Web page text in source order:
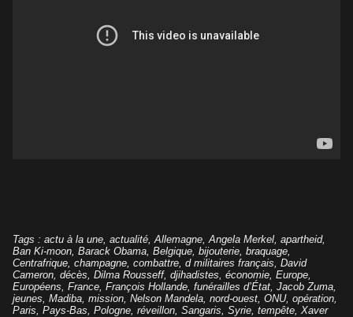
Tags : actu à la une actualité Allemagne Angela Merkel apartheid,
Ban Ki-moon Barack Obama Belgique bijouterie braquage
Centrafrique champagne combattre d militaires français David
Cameron décès Dilma Rousseff, djihadistes économie Europe
Européens France François Hollande funérailles d’État Jacob Zuma
jeunes Madiba mission Nelson Mandela nord-ouest ONU, opération
Paris Pays-Bas Pologne réveillon Sangaris Syrie tempête Xaver